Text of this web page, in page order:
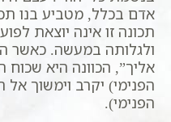
אדם בכלל, מטביע בנו
תכונה זו אינה יוצאת
ולגלותה במעשה. כאשר
אליך”, הכוונה היא
הפנימי) יקרב וימשוך
הפנימי).